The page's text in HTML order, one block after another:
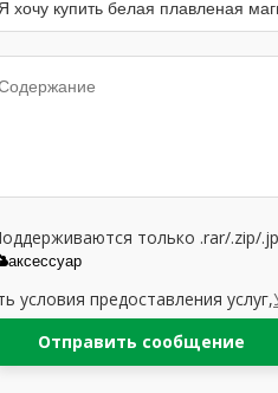
только .rar/.zip/
аксессуар
условия предоставления услуг,
Отправить сообщение